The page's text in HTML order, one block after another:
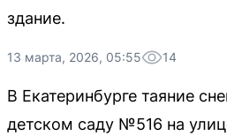
здание.
13 марта, 2026, 05:55 14
В Екатеринбурге таяние
детском саду №516 на